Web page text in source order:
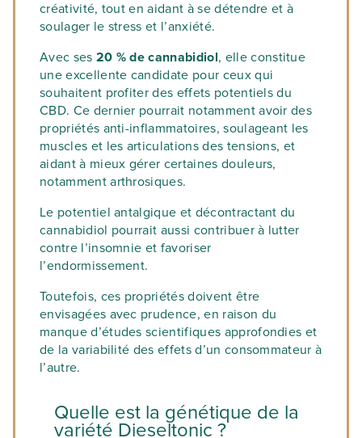
créativité, tout en aidant à se détendre et à
soulager le stress et l’anxiété.
Avec ses 20 % de cannabidiol, elle constitue
une excellente candidate pour ceux qui
souhaitent profiter des effets potentiels du
CBD. Ce dernier pourrait notamment avoir des
propriétés anti-inflammatoires, soulageant les
muscles et les articulations des tensions, et
aidant à mieux gérer certaines douleurs,
notamment arthrosiques.
Le potentiel antalgique et décontractant du
cannabidiol pourrait aussi contribuer à lutter
contre l’insomnie et favoriser
l’endormissement.
Toutefois, ces propriétés doivent être
envisagées avec prudence, en raison du
manque d’études scientifiques approfondies et
de la variabilité des effets d’un consommateur à
l’autre.
Quelle est la génétique de la
variété Dieseltonic ?